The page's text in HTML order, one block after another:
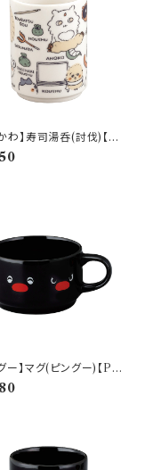
わ】寿司湯呑(討伐)【CK
CKW52-327
ー】マグ(ピングー)【PG2
11